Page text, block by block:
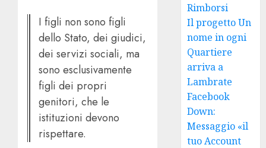
I figli non sono figli
dello Stato, dei giudici,
dei servizi sociali, ma
sono esclusivamente
figli dei propri
genitori, che le
istituzioni devono
rispettare.
Rimborsi
Il progetto Un
nome in ogni
Quartiere
arriva a
Lambrate
Facebook
Down:
Messaggio «il
tuo Account